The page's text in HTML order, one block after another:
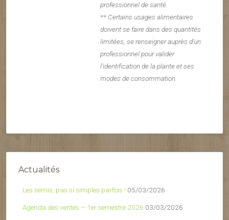
professionnel de santé.
** Certains usages alimentaires
doivent se faire dans des quantités
limitées, se renseigner auprès d’un
professionnel pour valider
l’identification de la plante et ses
modes de consommation.
Actualités
Les semis, pas si simples parfois ! 05/03/2026
Agenda des ventes – 1er semestre 2026 03/03/2026